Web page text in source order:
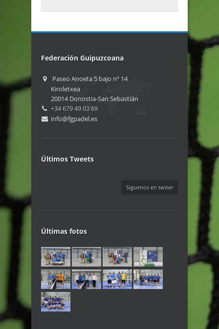
Federación Guipuzcoana
Paseo Anoeta 5 bajo nº 14
Kiroletxea
20014 Donostia-San Sebastián
+34 679 49 03 69
info@fgpadel.es
Últimos Tweets
Siguenos en twiter
Últimas fotos